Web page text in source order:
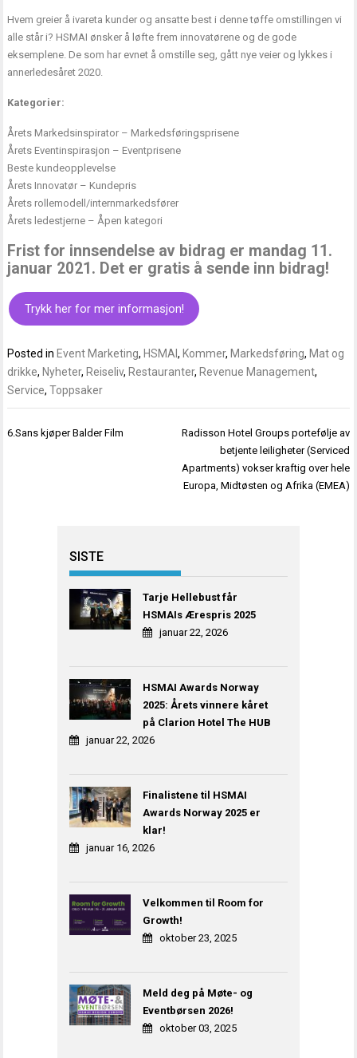
Hvem greier å ivareta kunder og ansatte best i denne tøffe omstillingen vi
alle står i? HSMAI ønsker å løfte frem innovatørene og de gode
eksemplene. De som har evnet å omstille seg, gått nye veier og lykkes i
annerledesåret 2020.
Kategorier:
Årets Markedsinspirator – Markedsføringsprisene
Årets Eventinspirasjon – Eventprisene
Beste kundeopplevelse
Årets Innovatør – Kundepris
Årets rollemodell/internmarkedsfører
Årets ledestjerne – Åpen kategori
Frist for innsendelse av bidrag er mandag 11.
januar 2021. Det er gratis å sende inn bidrag!
Trykk her for mer informasjon!
Posted in Event Marketing, HSMAI, Kommer, Markedsføring, Mat og
drikke, Nyheter, Reiseliv, Restauranter, Revenue Management,
Service,Toppsaker
Innleggsnavigasjon
6.Sans kjøper Balder Film
Radisson Hotel Groups portefølje av
betjente leiligheter (Serviced
Apartments) vokser kraftig over hele
Europa, Midtøsten og Afrika (EMEA)
SISTE
Tarje Hellebust får
HSMAIs Ærespris 2025
januar 22, 2026
HSMAI Awards Norway
2025: Årets vinnere kåret
på Clarion Hotel The HUB
januar 22, 2026
Finalistene til HSMAI
Awards Norway 2025 er
klar!
januar 16, 2026
Velkommen til Room for
Growth!
oktober 23, 2025
Meld deg på Møte- og
Eventbørsen 2026!
oktober 03, 2025